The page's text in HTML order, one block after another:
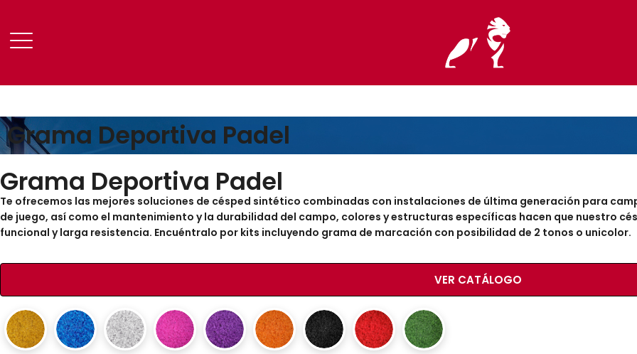
Grama Deportiva Padel
Grama Deportiva Padel
Te ofrecemos las mejores soluciones de césped sintético combinadas con instalaciones de última generación para
de juego, así como el mantenimiento y la durabilidad del campo, colores y estructuras específicas hacen que nuestro
funcional y larga resistencia. Encuéntralo por kits incluyendo grama de marcación con posibilidad de 2 tonos o unicolor.
VER CATÁLOGO